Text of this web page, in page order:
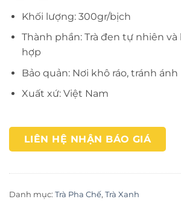
Khối lượng: 300gr/bịch
Thành phần: Trà đen tự nhiên
hợp
Bảo quản: Nơi khô ráo, tránh
Xuất xứ: Việt Nam
LIÊN HỆ NHẬN BÁO GIÁ
Danh mục: Trà Pha Chế, Trà Xanh